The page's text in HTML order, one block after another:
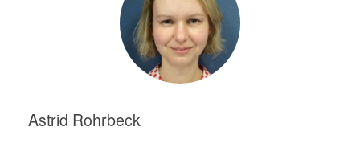
Astrid Rohrbeck